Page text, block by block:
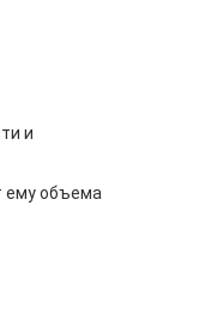
и
ему объема